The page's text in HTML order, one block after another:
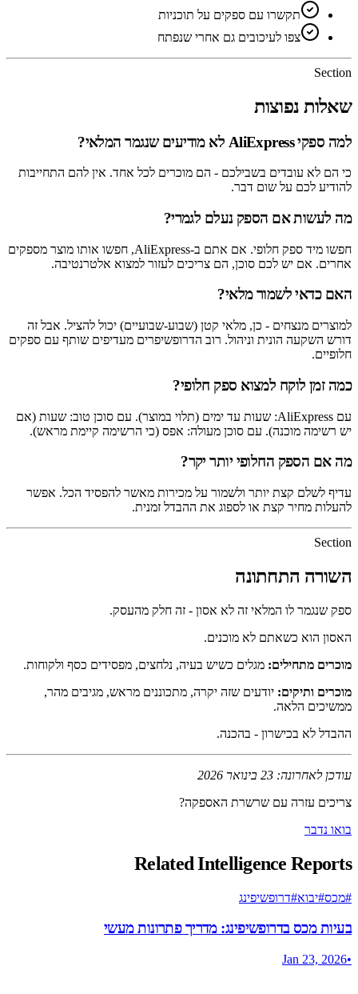
תקשרו עם ספקים על תוכניות
צפו לעיכובים גם אחרי שנפתח
Section
שאלות נפוצות
למה ספקי AliExpress לא מודיעים שנגמר המלאי?
כי הם לא עובדים בשבילכם - הם מוכרים לכל אחד. אין להם התחייבות
להודיע לכם על שום דבר.
מה לעשות אם הספק נעלם לגמרי?
חפשו מיד ספק חלופי. אם אתם ב-AliExpress, חפשו אותו מוצר מספקים
אחרים. אם יש לכם סוכן, הם צריכים לעזור למצוא אלטרנטיבה.
האם כדאי לשמור מלאי?
למוצרים מנצחים - כן, מלאי קטן (שבוע-שבועיים) יכול להציל. אבל זה
דורש השקעה הונית וניהול. רוב הדרופשיפרים מעדיפים שותף עם ספקים
חלופיים.
כמה זמן לוקח למצוא ספק חלופי?
עם AliExpress: שעות עד ימים (תלוי במוצר). עם סוכן טוב: שעות (אם
יש רשימה מוכנה). עם סוכן מעולה: אפס (כי הרשימה קיימת מראש).
מה אם הספק החלופי יותר יקר?
עדיף לשלם קצת יותר ולשמור על מכירות מאשר להפסיד הכל. אפשר
להעלות מחיר קצת או לספוג את ההבדל זמנית.
Section
השורה התחתונה
ספק שנגמר לו המלאי זה לא אסון - זה חלק מהעסק.
האסון הוא כשאתם לא מוכנים.
מוכרים מתחילים: מגלים כשיש בעיה, נלחצים, מפסידים כסף ולקוחות.
מוכרים ותיקים: יודעים שזה יקרה, מתכוננים מראש, מגיבים מהר,
ממשיכים הלאה.
ההבדל לא בכישרון - בהכנה.
עודכן לאחרונה: 23 בינואר 2026
צריכים עזרה עם שרשרת האספקה?
בואו נדבר
Related Intelligence Reports
#מכס#יבוא#דרופשיפינג
בעיות מכס בדרופשיפינג: מדריך פתרונות מעשי
Jan 23, 2026•